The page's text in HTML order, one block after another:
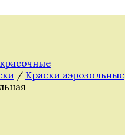
/ Краски аэрозольные